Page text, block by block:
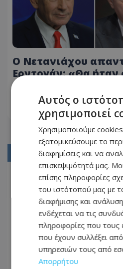
Ο Νετανιάχου
Ερντογάν: «Θα
ηρεμήσει - Τα 400
Οθωμανικής
τελειώσει»
ΔΙΑΒΆΣΤΕ ΠΕΡΙΣΣΌΤΕΡΑ
01
02
03
04
05
...
Αυτός ο
χρησιμοποιεί
Χρησιμοποιούμε
εξατομικεύσουμε το
διαφημίσεις και να
επισκεψιμότητά μας.
επίσης πληροφορίες
του ιστότοπού μας με
διαφήμισης και
ενδέχεται να τις
πληροφορίες που τους
που έχουν συλλέξει
υπηρεσιών τους από
Απορρήτου